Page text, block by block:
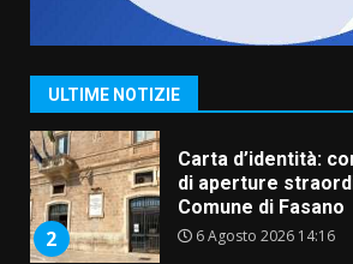
ULTIME NOTIZIE
1
Fasanese ferito a
da fuoco
6 Agosto 2026 18:13
2
Carta d’identità:
di aperture
Comune di Fasano
6 Agosto 2026 14:16